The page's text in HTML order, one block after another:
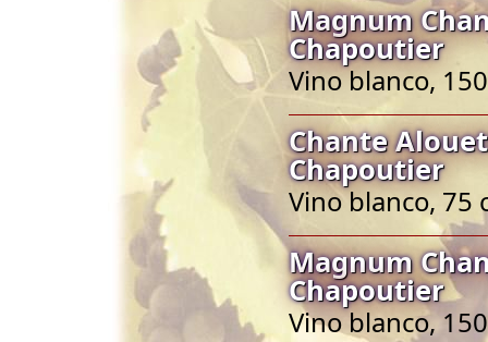
Magnum
Chapoutier
Vino blanco,
Chante
Chapoutier
Vino blanco, 75
Magnum
Chapoutier
Vino blanco,